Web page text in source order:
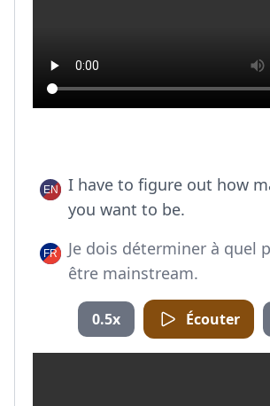
I have to figure out how
you want to be.
Je dois déterminer à quel
être mainstream.
0.5x Écouter